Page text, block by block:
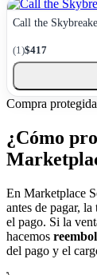
Call the
(1)$417
Compra protegida
¿Cómo
En Marketplace
antes de pagar,
el pago. Si la
hacemos
del pago y el